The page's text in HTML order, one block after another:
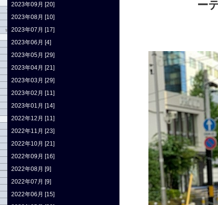
ー
2023年09月 [20]
2023年08月 [10]
2023年07月 [17]
2023年06月 [4]
2023年05月 [29]
2023年04月 [21]
2023年03月 [29]
2023年02月 [11]
2023年01月 [14]
2022年12月 [11]
2022年11月 [23]
2022年10月 [21]
2022年09月 [16]
2022年08月 [9]
2022年07月 [9]
2022年06月 [15]